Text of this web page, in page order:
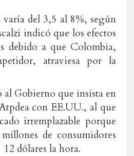
del 3,5 al 8%, según
indicó que los efectos
debido a que Colombia,
atraviesa por la
Gobierno que insista en
con EE.UU., al que
irremplazable porque
de consumidores
dólares la hora.